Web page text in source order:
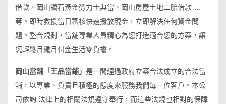
借款、岡山鑽石黃金勞力士典當、岡山房屋土地二胎借款….
等。即時救援當日審核快速撥放現金，立即解決任何資金問
題。整合規劃，當舖專業人員精心為您打造適合您的方案，讓
您輕鬆月繳月付金生活零負擔。
岡山當舖「王品當鋪」 是一間經過政府立案合法成立的合法當
舖，以專業、負責且積極的態度來服務我們每一位客戶。本公
司依詢 法律上的相關法規遵守奉行，而這些法規也相對的保障